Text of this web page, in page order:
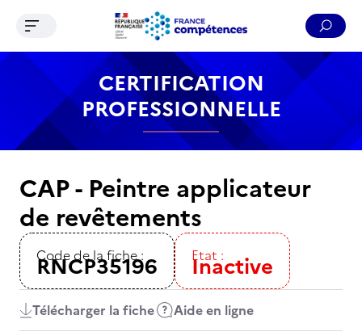
Contenu Recherche Menu Pied de page
Ouvrir le menu de navigation
CERTIFICATION
PROFESSIONNELLE
CAP - Peintre applicateur
de revêtements
Code de la fiche :
RNCP35196 Etat :
Inactive
Télécharger la fiche Aide en ligne